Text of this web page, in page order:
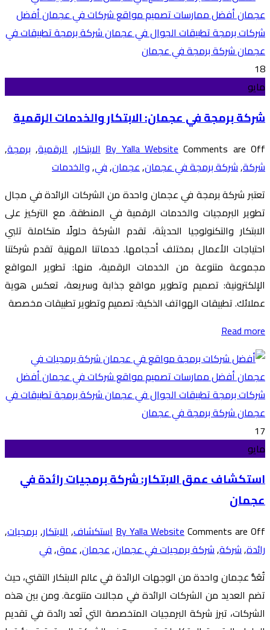
18
مايو
شركة برمجة في عجمان: الابتكار والخدمات الرقمية
By Yalla Website Comments are Off الابتكار,الرقمية, برمجة,
شركة,شركة برمجة في عجمان,عجمان,في,والخدمات
تعتبر شركة برمجة في عجمان واحدة من الشركات الرائدة في مجال
تطوير البرمجيات والخدمات الرقمية في المنطقة. مع التركيز على
الابتكار والتكنولوجيا الحديثة، تقدم الشركة حلولًا متكاملة تلبي
احتياجات الأعمال بمختلف أحجامها. خدماتنا المهنية تقدم شركتنا
مجموعة متنوعة من الخدمات الرقمية، منها: تطوير المواقع
الإلكترونية: تصميم وتطوير مواقع جذابة وسريعة، تعكس هوية
عملائك. تطبيقات الهواتف الذكية: تصميم وتطوير تطبيقات مخصصة
Read more
17
مايو
استكشاف عمق الابتكار: شركة برمجيات رائدة في
عجمان
By Yalla WebsiteComments are Off استكشاف,الابتكار, برمجيات,
رائدة,شركة,شركة برمجيات في عجمان,عجمان,عمق,في
تُعَدُّ عجمان واحدة من الوجهات الرائدة في عالم الابتكار التقني، حيث
تضم العديد من الشركات الرائدة في مجالات متنوعة. ومن بين هذه
الشركات، تبرز شركة البرمجيات المتخصصة التي تُعد رائدة في تقديم